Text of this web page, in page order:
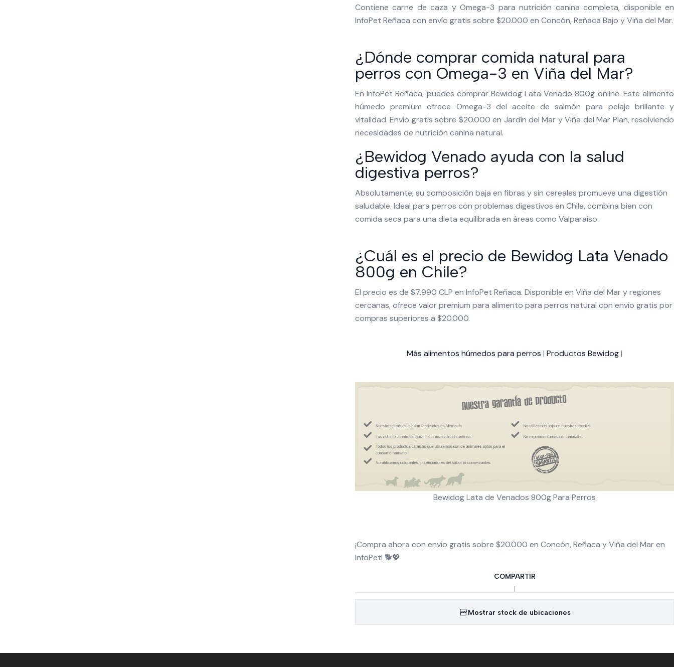
Contiene carne de caza y Omega-3 para nutrición canina completa, disponible en
InfoPet Reñaca con envío gratis sobre $20.000 en Concón, Reñaca Bajo y Viña del Mar.
¿Dónde comprar comida natural para
perros con Omega-3 en Viña del Mar?
En InfoPet Reñaca, puedes comprar Bewidog Lata Venado 800g online. Este alimento
húmedo premium ofrece Omega-3 del aceite de salmón para pelaje brillante y
vitalidad. Envío gratis sobre $20.000 en Jardín del Mar y Viña del Mar Plan, resolviendo
necesidades de nutrición canina natural.
¿Bewidog Venado ayuda con la salud
digestiva perros?
Absolutamente, su composición baja en fibras y sin cereales promueve una digestión
saludable. Ideal para perros con problemas digestivos en Chile, combina bien con
comida seca para una dieta equilibrada en áreas como Valparaíso.
¿Cuál es el precio de Bewidog Lata Venado
800g en Chile?
El precio es de $7.990 CLP en InfoPet Reñaca. Disponible en Viña del Mar y regiones
cercanas, ofrece valor premium para alimento para perros natural con envío gratis por
compras superiores a $20.000.
Más alimentos húmedos para perros | Productos Bewidog|
Bewidog Lata de Venados 800g Para Perros
¡Compra ahora con envío gratis sobre $20.000 en Concón, Reñaca y Viña del Mar en
InfoPet! 🐕💖
COMPARTIR
|
Mostrar stock de ubicaciones